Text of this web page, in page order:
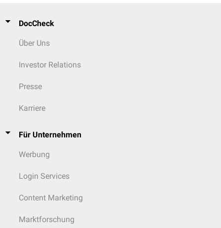
DocCheck
Über Uns
Investor Relations
Presse
Karriere
Für Unternehmen
Werbung
Login Services
Content Marketing
Marktforschung